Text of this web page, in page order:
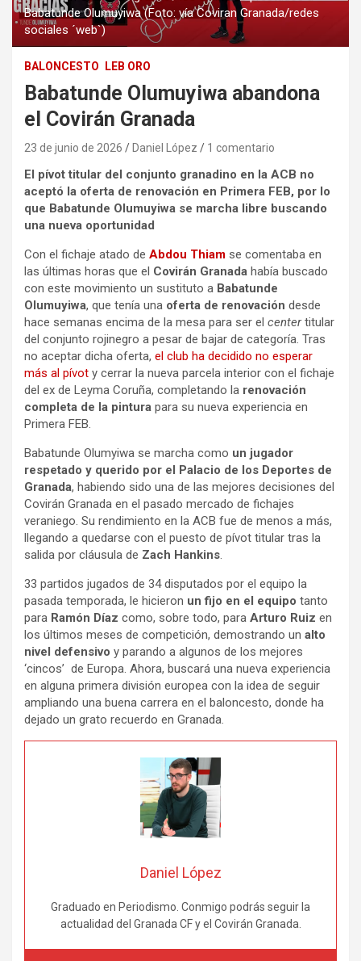
Babatunde Olumuyiwa (Foto: vía Coviran Granada/redes
sociales ´web`)
BALONCESTO LEB ORO
Babatunde Olumuyiwa abandona
el Covirán Granada
23 de junio de 2026 Daniel López 1 comentario
El pívot titular del conjunto granadino en la ACB no
aceptó la oferta de renovación en Primera FEB, por lo
que Babatunde Olumuyiwa se marcha libre buscando
una nueva oportunidad
Con el fichaje atado de Abdou Thiam se comentaba en
las últimas horas que el Covirán Granada había buscado
con este movimiento un sustituto a Babatunde
Olumuyiwa, que tenía una oferta de renovación desde
hace semanas encima de la mesa para ser el centertitular
del conjunto rojinegro a pesar de bajar de categoría. Tras
no aceptar dicha oferta, el club ha decidido no esperar
más al pívot y cerrar la nueva parcela interior con el fichaje
del ex de Leyma Coruña, completando la renovación
completa de la pintura para su nueva experiencia en
Primera FEB.
Babatunde Olumyiwa se marcha como un jugador
respetado y querido por el Palacio de los Deportes de
Granada, habiendo sido una de las mejores decisiones del
Covirán Granada en el pasado mercado de fichajes
veraniego. Su rendimiento en la ACB fue de menos a más,
llegando a quedarse con el puesto de pívot titular tras la
salida por cláusula de Zach Hankins.
33 partidos jugados de 34 disputados por el equipo la
pasada temporada, le hicieron un fijo en el equipo tanto
para Ramón Díaz como, sobre todo, para Arturo Ruiz en
los últimos meses de competición, demostrando un alto
nivel defensivo y parando a algunos de los mejores
‘cincos’ de Europa. Ahora, buscará una nueva experiencia
en alguna primera división europea con la idea de seguir
ampliando una buena carrera en el baloncesto, donde ha
dejado un grato recuerdo en Granada.
Daniel López
Graduado en Periodismo. Conmigo podrás seguir la
actualidad del Granada CF y el Covirán Granada.